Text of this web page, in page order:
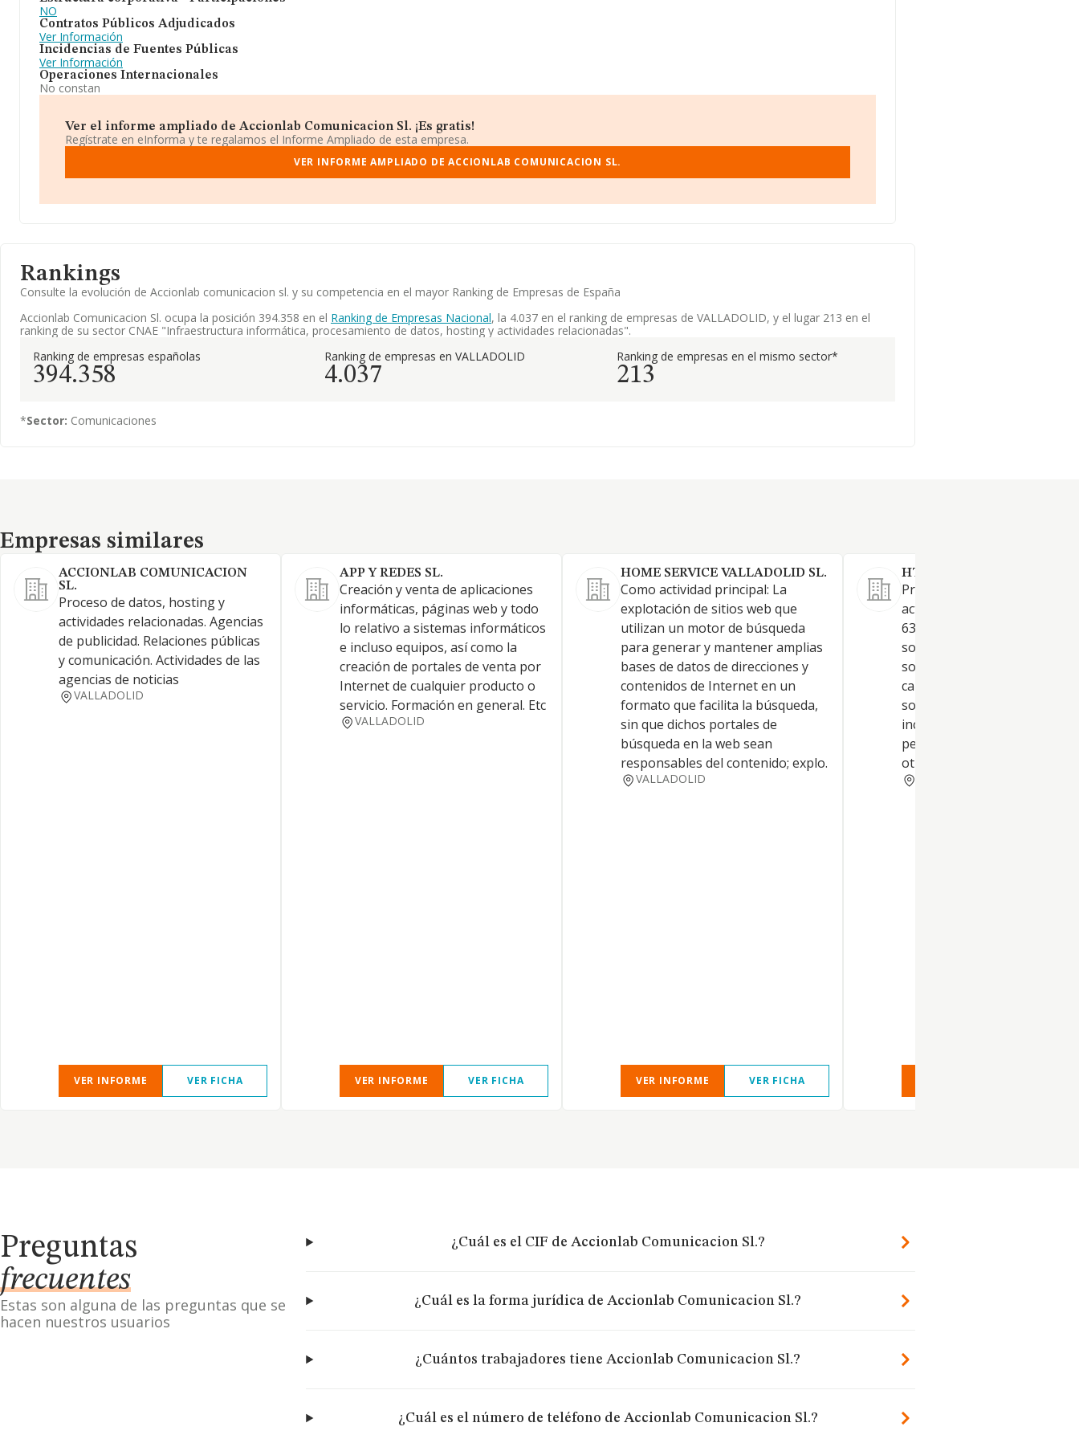
NO
Contratos Públicos Adjudicados
Ver Información
Incidencias de Fuentes Públicas
Ver Información
Operaciones Internacionales
No constan
Ver el informe ampliado de Accionlab Comunicacion Sl. ¡Es gratis!
Regístrate en eInforma y te regalamos el Informe Ampliado de esta empresa.
VER INFORME AMPLIADO DE ACCIONLAB COMUNICACION SL.
Rankings
Consulte la evolución de Accionlab comunicacion sl. y su competencia en el mayor Ranking de Empresas de España
Accionlab Comunicacion Sl. ocupa la posición 394.358 en el Ranking de Empresas Nacional, la 4.037 en el ranking de empresas de VALLADOLID, y el lugar 213 en el
ranking de su sector CNAE "Infraestructura informática, procesamiento de datos, hosting y actividades relacionadas".
Ranking de empresas españolas
394.358
Ranking de empresas en VALLADOLID
4.037
Ranking de empresas en el mismo sector*
213
*Sector: Comunicaciones
Empresas similares
Empresas similares
ACCIONLAB COMUNICACION
SL.
Proceso de datos, hosting y
actividades relacionadas. Agencias
de publicidad. Relaciones públicas
y comunicación. Actividades de las
agencias de noticias
VALLADOLID
VER INFORME VER FICHA
APP Y REDES SL.
Creación y venta de aplicaciones
informáticas, páginas web y todo
lo relativo a sistemas informáticos
e incluso equipos, así como la
creación de portales de venta por
Internet de cualquier producto o
servicio. Formación en general. Etc
VALLADOLID
VER INFORME VER FICHA
HOME SERVICE VALLADOLID SL.
Como actividad principal: La
explotación de sitios web que
utilizan un motor de búsqueda
para generar y mantener amplias
bases de datos de direcciones y
contenidos de Internet en un
formato que facilita la búsqueda,
sin que dichos portales de
búsqueda en la web sean
responsables del contenido; explo.
VALLADOLID
VER INFORME VER FICHA
HT EUROPE SL.
Proceso de datos, hosting y
actividades relacionadas
63.11). El desarrollo,
soporte técnico y
soluciones para evitar y
causas y síntoma de
social en personas con
incluyendo mayores de 65
personas con discapacidades
otras. La
Preguntas
frecuentes
Estas son alguna de las preguntas que se
hacen nuestros usuarios
¿Cuál es el CIF de Accionlab Comunicacion Sl.?
¿Cuál es la forma jurídica de Accionlab Comunicacion Sl.?
¿Cuántos trabajadores tiene Accionlab Comunicacion Sl.?
¿Cuál es el número de teléfono de Accionlab Comunicacion Sl.?